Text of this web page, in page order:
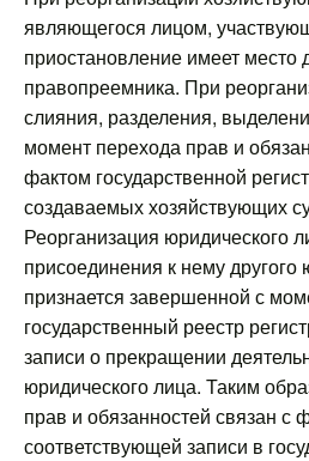
являющегося лицом,
приостановление имеет место
правопреемника. При
слияния, разделения,
момент перехода прав и
фактом государственной
создаваемых хозяйствующих
Реорганизация юридического
присоединения к нему другого
признается завершенной с
государственный реестр
записи о прекращении
юридического лица. Таким
прав и обязанностей связан с
соответствующей записи в